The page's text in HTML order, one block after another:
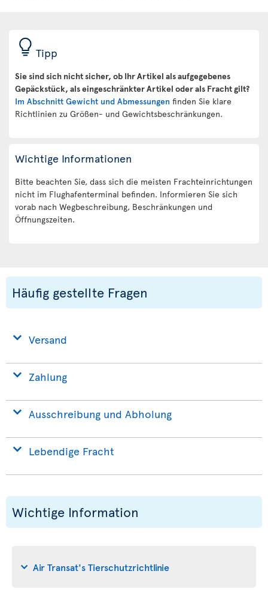
Tipp
Sie sind sich nicht sicher, ob Ihr Artikel als aufgegebenes
Gepäckstück, als eingeschränkter Artikel oder als Fracht gilt?
Im Abschnitt Gewicht und Abmessungen finden Sie klare
Richtlinien zu Größen- und Gewichtsbeschränkungen.
Wichtige Informationen
Bitte beachten Sie, dass sich die meisten Frachteinrichtungen
nicht im Flughafenterminal befinden. Informieren Sie sich
vorab nach Wegbeschreibung, Beschränkungen und
Öffnungszeiten.
Häufig gestellte Fragen
Versand
Zahlung
Ausschreibung und Abholung
Lebendige Fracht
Wichtige Information
Air Transat's Tierschutzrichtlinie